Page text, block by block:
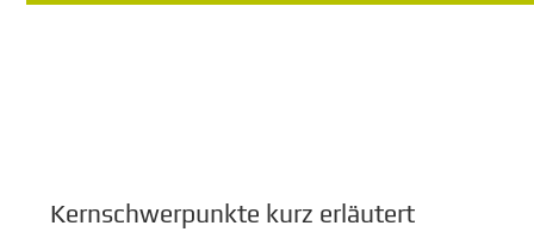
Kernschwerpunkte kurz erläutert